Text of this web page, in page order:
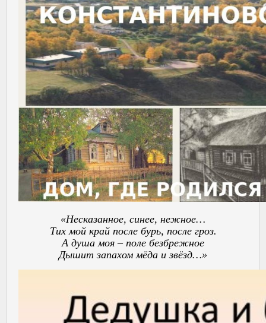
«Несказанное, синее, нежное…
Тих мой край после бурь, после гроз.
А душа моя – поле безбрежное
Дышит запахом мёда и звёзд…»